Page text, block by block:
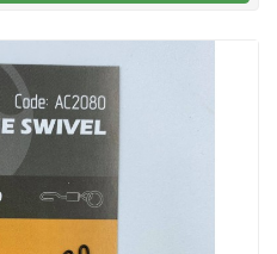
počítejte s
který váží 0,75g. V
sestavy.